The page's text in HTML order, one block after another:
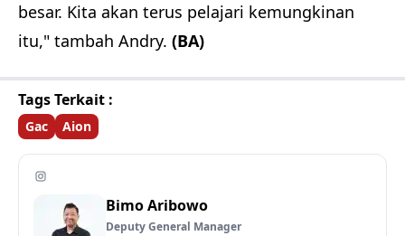
besar. Kita akan terus pelajari kemungkinan
itu," tambah Andry. (BA)
Tags Terkait :
Gac Aion
Bimo Aribowo
Deputy General Manager